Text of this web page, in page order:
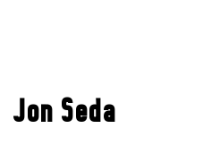
Jon Seda